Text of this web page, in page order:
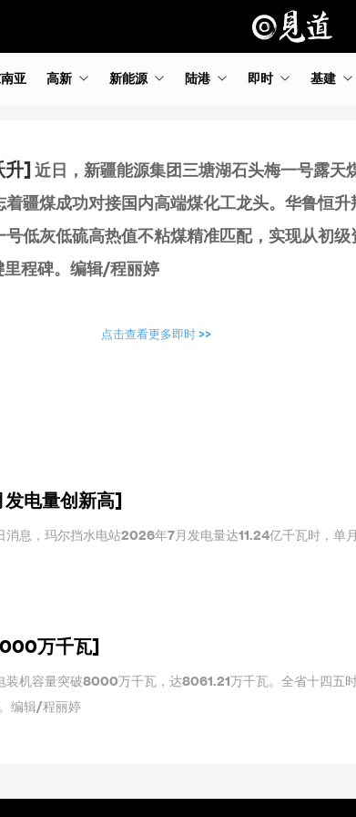
亚 高新 新能源 陆港 即时 基建
升]近日，新疆能源集团三塘湖石头梅一号露天
疆煤成功对接国内高端煤化工龙头。华鲁恒
低灰低硫高热值不粘煤精准匹配，实现从初
程碑。编辑/程丽婷
点击查看更多即时 >>
电量创新高]
息，玛尔挡水电站2026年7月发电量达11.24亿千瓦时，单
万千瓦]
机容量突破8000万千瓦，达8061.21万千瓦。全省十四五
编辑/程丽婷